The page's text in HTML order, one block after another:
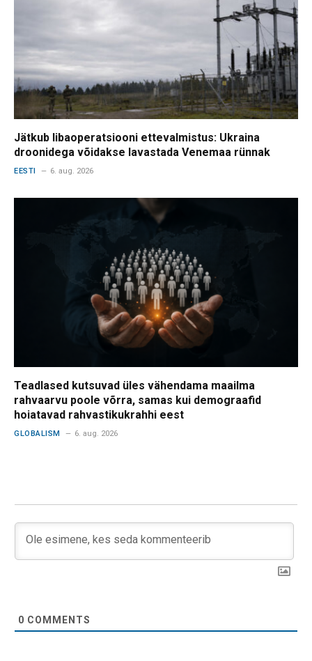
Jätkub libaoperatsiooni ettevalmistus: Ukraina
droonidega võidakse lavastada Venemaa rünnak
EESTI 6. aug. 2026
Teadlased kutsuvad üles vähendama maailma
rahvaarvu poole võrra, samas kui demograafid
hoiatavad rahvastikukrahhi eest
GLOBALISM 6. aug. 2026
0 COMMENTS